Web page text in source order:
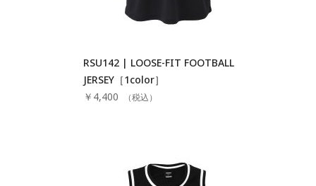
RSU142 | LOOSE-FIT FOOTBALL
JERSEY［1color］
￥4,400
（税込）